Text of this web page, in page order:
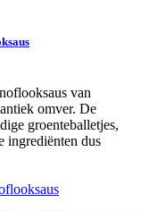
van
omver. De
groenteballetjes,
ingrediënten dus